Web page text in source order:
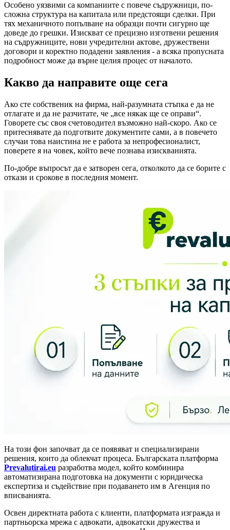
Особено уязвими са компаниите с повече съдружници, по-
сложна структура на капитала или предстоящи сделки. При
тях механичното попълване на образци почти сигурно ще
доведе до грешки. Изискват се прецизно изготвени решения
на съдружниците, нови учредителни актове, дружествени
договори и коректно подадени заявления - а всяка пропусната
подробност може да върне целия процес от началото.
Какво да направите още сега
Ако сте собственик на фирма, най-разумната стъпка е да не
отлагате и да не разчитате, че „все някак ще се оправи“.
Говорете със своя счетоводител възможно най-скоро. Ако се
притеснявате да подготвите документите сами, а в повечето
случаи това наистина не е работа за непрофесионалист,
поверете я на човек, който вече познава изискванията.
По-добре въпросът да е затворен сега, отколкото да се борите с
откази и срокове в последния момент.
На този фон започват да се появяват и специализирани
решения, които да облекчат процеса. Българската платформа
Prevalutirai.eu разработва модел, който комбинира
автоматизирана подготовка на документи с юридическа
експертиза и съдействие при подаването им в Агенция по
вписванията.
Освен директната работа с клиенти, платформата изгражда и
партньорска мрежа с адвокати, адвокатски дружества и